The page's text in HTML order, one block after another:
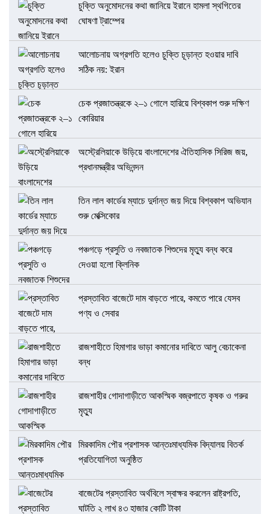
চুক্তি অনুমোদনের কথা জানিয়ে ইরানে হামলা স্থগিতের
ঘোষণা ট্রাম্পের
আলোচনায় অগ্রগতি হলেও চুক্তি চূড়ান্ত হওয়ার দাবি
সঠিক নয়: ইরান
চেক প্রজাতন্ত্রকে ২–১ গোলে হারিয়ে বিশ্বকাপ শুরু দক্ষিণ
কোরিয়ার
অস্ট্রেলিয়াকে উড়িয়ে বাংলাদেশের ঐতিহাসিক সিরিজ জয়,
প্রধানমন্ত্রীর অভিনন্দন
তিন লাল কার্ডের ম্যাচে দুর্দান্ত জয় দিয়ে বিশ্বকাপ অভিযান
শুরু মেক্সিকোর
পঞ্চগড়ে প্রসুতি ও নবজাতক শিশুদের মৃত্যু বন্ধ করে
দেওয়া হলো ক্লিনিক
প্রস্তাবিত বাজেটে দাম বাড়তে পারে, কমতে পারে যেসব
পণ্য ও সেবার
রাজশাহীতে হিমাগার ভাড়া কমানোর দাবিতে আলু বেচাকেনা
বন্ধ
রাজশাহীর গোদাগাড়ীতে আকস্মিক বজ্রপাতে কৃষক ও গরুর
মৃত্যু
মিরকাদিম পৌর প্রশাসক আন্তঃমাধ্যমিক বিদ্যালয় বিতর্ক
প্রতিযোগিতা অনুষ্ঠিত
বাজেটের প্রস্তাবিত অর্থবিলে স্বাক্ষর করলেন রাষ্ট্রপতি,
ঘাটতি ২ লাখ ৪৩ হাজার কোটি টাকা